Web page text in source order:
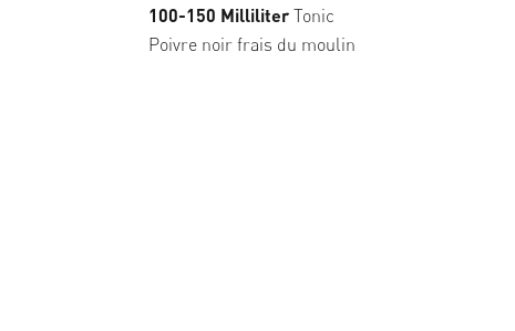
100-150 Milliliter Tonic
Poivre noir frais du moulin